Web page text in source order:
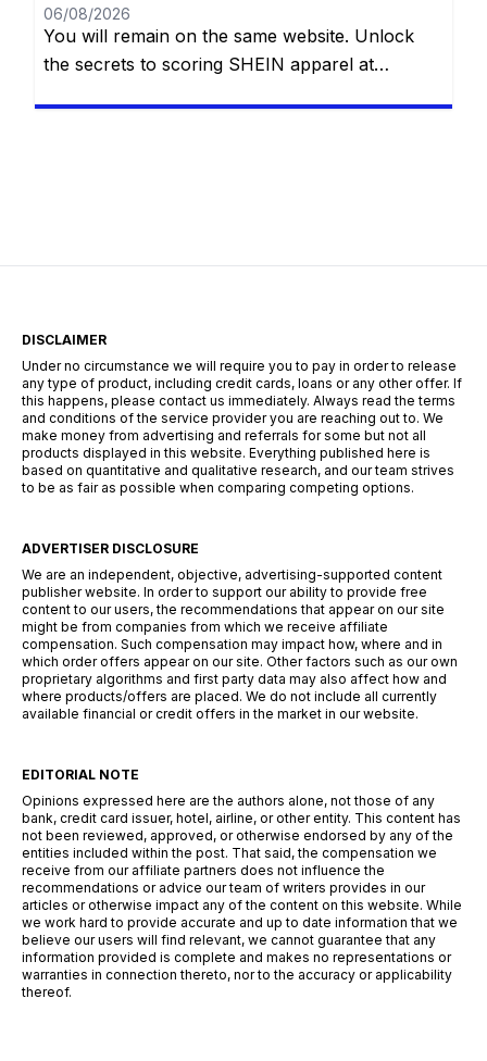
06/08/2026
You will remain on the same website. Unlock
the secrets to scoring SHEIN apparel at
search codes—this guide […]
DISCLAIMER
Under no circumstance we will require you to pay in order to release
any type of product, including credit cards, loans or any other offer. If
this happens, please contact us immediately. Always read the terms
and conditions of the service provider you are reaching out to. We
make money from advertising and referrals for some but not all
products displayed in this website. Everything published here is
based on quantitative and qualitative research, and our team strives
to be as fair as possible when comparing competing options.
ADVERTISER DISCLOSURE
We are an independent, objective, advertising-supported content
publisher website. In order to support our ability to provide free
content to our users, the recommendations that appear on our site
might be from companies from which we receive affiliate
compensation. Such compensation may impact how, where and in
which order offers appear on our site. Other factors such as our own
proprietary algorithms and first party data may also affect how and
where products/offers are placed. We do not include all currently
available financial or credit offers in the market in our website.
EDITORIAL NOTE
Opinions expressed here are the authors alone, not those of any
bank, credit card issuer, hotel, airline, or other entity. This content has
not been reviewed, approved, or otherwise endorsed by any of the
entities included within the post. That said, the compensation we
receive from our affiliate partners does not influence the
recommendations or advice our team of writers provides in our
articles or otherwise impact any of the content on this website. While
we work hard to provide accurate and up to date information that we
believe our users will find relevant, we cannot guarantee that any
information provided is complete and makes no representations or
warranties in connection thereto, nor to the accuracy or applicability
thereof.